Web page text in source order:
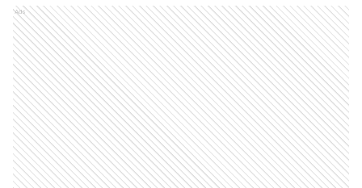
Ads